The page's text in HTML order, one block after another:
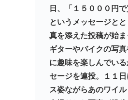
日、「１５０００円で
というメッセージと
真を添えた投稿が始
ギターやバイクの写
に趣味を楽しんでい
セージを連投。１１
ス姿ながらあのワイ